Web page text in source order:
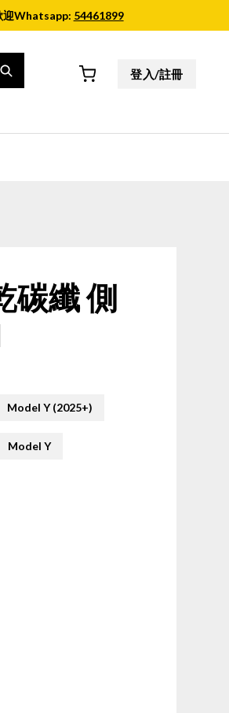
迎Whatsapp: 54461899
登入/註冊
碳纖 側
Model Y (2025+)
Model Y